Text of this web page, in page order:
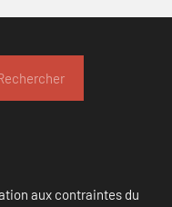
aux contraintes du